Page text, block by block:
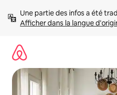
directement
Afficher dans la langue